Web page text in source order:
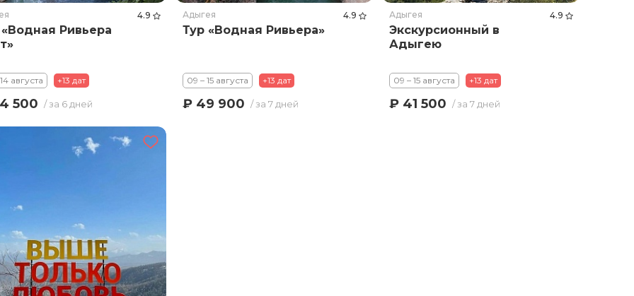
4.9
Ривьера
августа +13 дат
500 / за 6 дней
Адыгея 4.9
Тур «Водная Ривьера»
09 – 15 августа +13 дат
₽ 49 900 / за 7 дней
Адыгея 4.9
Экскурсионный в
Адыгею
09 – 15 августа +13 дат
₽ 41 500 / за 7 дней